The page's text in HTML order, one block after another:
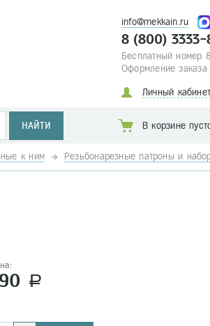
info@mekkain.ru
8 (800) 3333-
Бесплатный номер
Оформление заказа
Личный
НАЙТИ В корзине
к ним Резьбонарезные патроны и
a